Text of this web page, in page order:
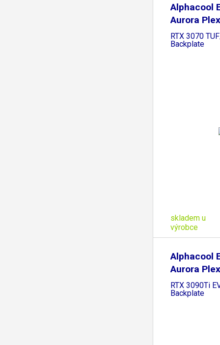
Alphacool
Aurora
RTX 3070
Backplate
skladem u
výrobce
Alphacool
Aurora
RTX 3090Ti
Backplate